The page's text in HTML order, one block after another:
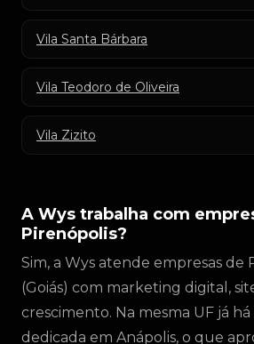
Vila Santa Bárbara
Vila Teodoro de Oliveira
Vila Zizito
A Wys trabalha com
Pirenópolis?
Sim, a Wys atende empresas de
(Goiás) com marketing digital,
crescimento. Na mesma UF já
dedicada em Anápolis, o que